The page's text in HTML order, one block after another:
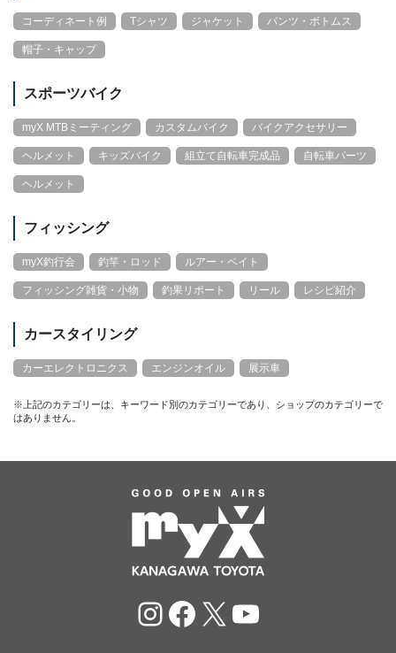
コーディネート例 Tシャツ ジャケット パンツ・ボトムス
帽子・キャップ
スポーツバイク
myX MTBミーティング カスタムバイク バイクアクセサリー
ヘルメット キッズバイク 組立て自転車完成品 自転車パーツ
ヘルメット
フィッシング
myX釣行会 釣竿・ロッド ルアー・ベイト
フィッシング雑貨・小物 釣果リポート リール レシピ紹介
カースタイリング
カーエレクトロニクス エンジンオイル 展示車
※上記のカテゴリーは、キーワード別のカテゴリーであり、ショップのカテゴリーで
はありません。
Instagram
Facebook
X YouTube